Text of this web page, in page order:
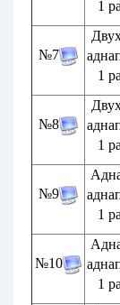
1
№7
1
№8
1
№9
1
№10
1